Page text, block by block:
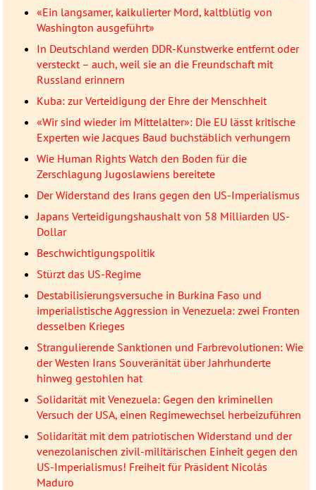
«Ein langsamer, kalkulierter Mord, kaltblütig von
Washington ausgeführt»
In Deutschland werden DDR-Kunstwerke entfernt oder
versteckt – auch, weil sie an die Freundschaft mit
Russland erinnern
Kuba: zur Verteidigung der Ehre der Menschheit
«Wir sind wieder im Mittelalter»: Die EU lässt kritische
Experten wie Jacques Baud buchstäblich verhungern
Wie Human Rights Watch den Boden für die
Zerschlagung Jugoslawiens bereitete
Der Widerstand des Irans gegen den US-Imperialismus
Japans Verteidigungshaushalt von 58 Milliarden US-
Dollar
Beschwichtigungspolitik
Stürzt das US-Regime
Destabilisierungsversuche in Burkina Faso und
imperialistische Aggression in Venezuela: zwei Fronten
desselben Krieges
Strangulierende Sanktionen und Farbrevolutionen: Wie
der Westen Irans Souveränität über Jahrhunderte
hinweg gestohlen hat
Solidarität mit Venezuela: Gegen den kriminellen
Versuch der USA, einen Regimewechsel herbeizuführen
Solidarität mit dem patriotischen Widerstand und der
venezolanischen zivil-militärischen Einheit gegen den
US-Imperialismus! Freiheit für Präsident Nicolás
Maduro